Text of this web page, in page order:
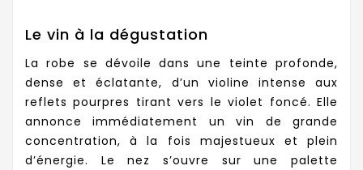
Le vin à la dégustation
La robe se dévoile dans une teinte profonde,
dense et éclatante, d’un violine intense aux
reflets pourpres tirant vers le violet foncé. Elle
annonce immédiatement un vin de grande
concentration, à la fois majestueux et plein
d’énergie. Le nez s’ouvre sur une palette